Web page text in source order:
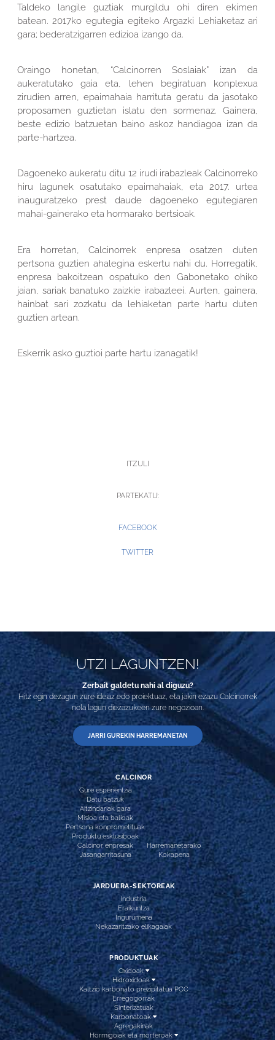
Taldeko langile guztiak murgildu ohi diren ekimen
batean. 2017ko egutegia egiteko Argazki Lehiaketaz ari
gara; bederatzigarren edizioa izango da.
Oraingo honetan, “Calcinorren Soslaiak” izan da
aukeratutako gaia eta, lehen begiratuan konplexua
zirudien arren, epaimahaia harrituta geratu da jasotako
proposamen guztietan islatu den sormenaz. Gainera,
beste edizio batzuetan baino askoz handiagoa izan da
parte-hartzea.
Dagoeneko aukeratu ditu 12 irudi irabazleak Calcinorreko
hiru lagunek osatutako epaimahaiak, eta 2017. urtea
inauguratzeko prest daude dagoeneko egutegiaren
mahai-gainerako eta hormarako bertsioak.
Era horretan, Calcinorrek enpresa osatzen duten
pertsona guztien ahalegina eskertu nahi du. Horregatik,
enpresa bakoitzean ospatuko den Gabonetako ohiko
jaian, sariak banatuko zaizkie irabazleei. Aurten, gainera,
hainbat sari zozkatu da lehiaketan parte hartu duten
guztien artean.
Eskerrik asko guztioi parte hartu izanagatik!
ITZULI
PARTEKATU:
FACEBOOK
TWITTER
UTZI LAGUNTZEN!
Zerbait galdetu nahi al diguzu?
Hitz egin dezagun zure ideiaz edo proiektuaz, eta jakin ezazu Calcinorrek
nola lagun diezazukeen zure negozioan.
JARRI GUREKIN HARREMANETAN
CALCINOR
Gure esperientzia
Datu batzuk
Aitzindariak gara
Misioa eta balioak
Pertsona konprometituak
Produktu esklusiboak
Calcinor enpresak
Jasangarritasuna
Harremanetarako
Kokapena
JARDUERA-SEKTOREAK
Industria
Eraikuntza
Ingurumena
Nekazaritzako elikagaiak
PRODUKTUAK
Oxidoak
Hidroxidoak
Kaltzio karbonato prezipitatua PCC
Erregogorrak
Sinterizatuak
Karbonatoak
Agregakinak
Hormigoiak eta morteroak